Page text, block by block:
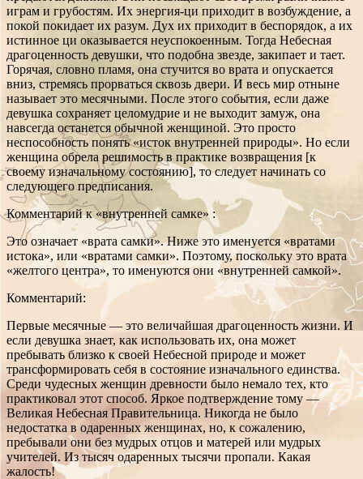
играм и грубостям. Их энергия-ци приходит в возбуждение, а
покой покидает их разум. Дух их приходит в беспорядок, а их
истинное ци оказывается неуспокоенным. Тогда Небесная
драгоценность девушки, что подобна звезде, закипает и тает.
Горячая, словно пламя, она стучится во врата и опускается
вниз, стремясь прорваться сквозь двери. И весь мир отныне
называет это месячными. После этого события, если даже
девушка сохраняет целомудрие и не выходит замуж, она
навсегда останется обычной женщиной. Это просто
неспособность понять «исток внутренней природы». Но если
женщина обрела решимость в практике возвращения [к
своему изначальному состоянию], то следует начинать со
следующего предписания.
Комментарий к «внутренней самке» :
Это означает «врата самки». Ниже это именуется «вратами
истока», или «вратами самки». Поэтому, поскольку это врата
«желтого центра», то именуются они «внутренней самкой».
Комментарий:
Первые месячные — это величайшая драгоценность жизни. И
если девушка знает, как использовать их, она может
пребывать близко к своей Небесной природе и может
трансформировать себя в состояние изначального единства.
Среди чудесных женщин древности было немало тех, кто
практиковал этот способ. Яркое подтверждение тому —
Великая Небесная Правительница. Никогда не было
недостатка в одаренных женщинах, но, к сожалению,
пребывали они без мудрых отцов и матерей или мудрых
учителей. Из тысяч одаренных тысячи пропали. Какая
жалость!